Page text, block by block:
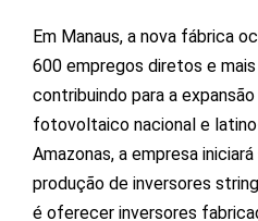
Em Manaus, a nova fábrica
600 empregos diretos e
contribuindo para a
fotovoltaico nacional e
Amazonas, a empresa
produção de inversores
é oferecer inversores